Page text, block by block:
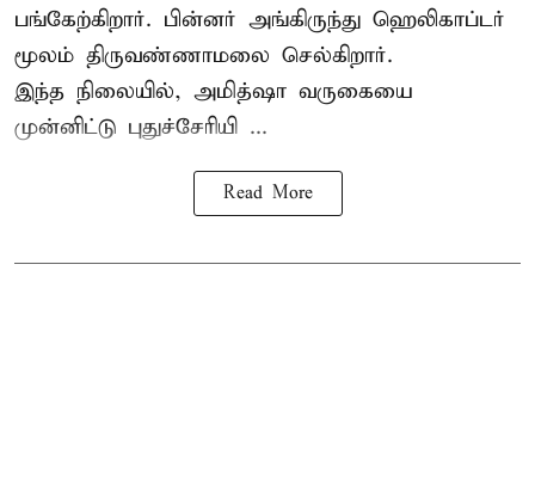
பங்கேற்கிறார். பின்னர் அங்கிருந்து ஹெலிகாப்டர்
மூலம் திருவண்ணாமலை செல்கிறார்.
இந்த நிலையில், அமித்ஷா வருகையை
முன்னிட்டு புதுச்சேரியி ...
Read More